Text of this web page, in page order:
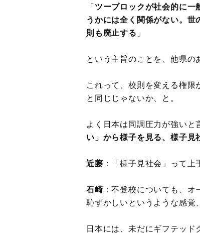
「ツーブロックが社会的に
うかには全く関係がない。
則も廃止する 」
という主旨のことを、他県の
これって、校則を変える権
と同じじゃないか、と。
よく日本は同調圧力が強い
い」から様子を見る、様子見
近藤 ：「様子見社会」って
石崎：不登校についても、オ
恥ずかしいというような感覚
日本には、未だにギフテッ